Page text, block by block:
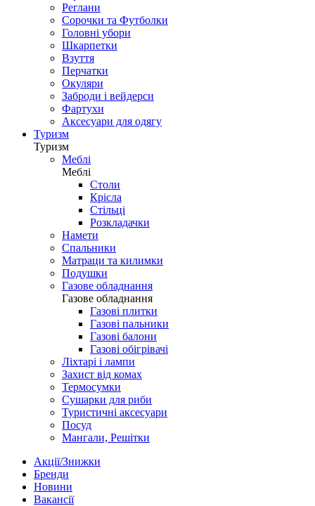
Реглани
Сорочки та Футболки
Головні убори
Шкарпетки
Взуття
Перчатки
Окуляри
Заброди і вейдерси
Фартухи
Аксесуари для одягу
Туризм
Туризм
Меблі
Меблі
Столи
Крісла
Стільці
Розкладачки
Намети
Спальники
Матраци та килимки
Подушки
Газове обладнання
Газове обладнання
Газові плитки
Газові пальники
Газові балони
Газові обігрівачі
Ліхтарі і лампи
Захист від комах
Термосумки
Сушарки для риби
Туристичні аксесуари
Посуд
Мангали, Решітки
Акції/Знижки
Бренди
Новини
Вакансії